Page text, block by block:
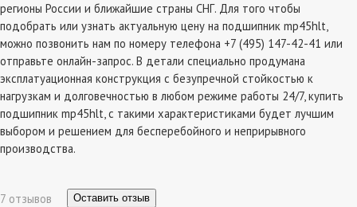
регионы России и ближайшие страны СНГ. Для того чтобы
подобрать или узнать актуальную цену на подшипник mp45hlt,
можно позвонить нам по номеру телефона +7 (495) 147-42-41 или
отправьте онлайн-запрос. В детали специально продумана
эксплатуационная конструкция с безупречной стойкостью к
нагрузкам и долговечностью в любом режиме работы 24/7, купить
подшипник mp45hlt, с такими характеристиками будет лучшим
выбором и решением для бесперебойного и неприрывного
производства.
7 отзывов Оставить отзыв